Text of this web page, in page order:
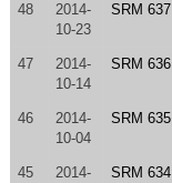
48
2014-
10-23
SRM 637
47
2014-
10-14
SRM 636
46
2014-
10-04
SRM 635
45
2014-
SRM 634